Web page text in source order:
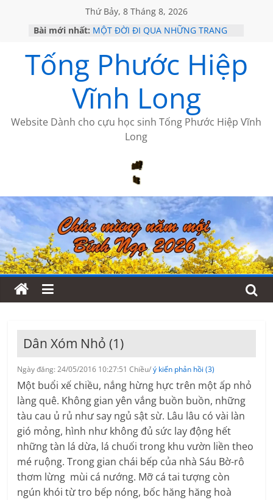
Thứ Bảy, 8 Tháng 8, 2026
Bài mới nhất: MỘT ĐỜI ĐI QUA NHỮNG TRANG
KHÔNG ĐỀ 19 CỦA THÁI LÃO
CHÙM THƠ CỦA BÍCH HÀ
GIÃ TỪ ĐÀ LẠT của ANTH ĐOÀN
HỌC SỬ HỒI XƯA
Tống Phước Hiệp
Vĩnh Long
Website Dành cho cựu học sinh Tống Phước Hiệp Vĩnh
Long
Dân Xóm Nhỏ (1)
Ngày đăng: 24/05/2016 10:27:51 Chiều/ý kiến phản hồi (3)
Một buổi xế chiều, nắng hừng hực trên một ấp nhỏ
làng quê. Không gian yên vắng buồn buồn, những
tàu cau ủ rủ như say ngủ sật sừ. Lâu lâu có vài làn
gió mỏng, hình như không đủ sức lay động hết
những tàn lá dừa, lá chuối trong khu vườn liền theo
mé ruộng. Trong gian chái bếp của nhà Sáu Bờ-rô
thơm lừng mùi cá nướng. Mỡ cá tai tượng còn
ngún khói từ tro bếp nóng, bốc hăng hăng hoà